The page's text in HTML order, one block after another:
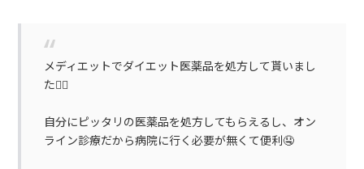
メディエットでダイエット医薬品を処方して貰いまし
た✌🏻
自分にピッタリの医薬品を処方してもらえるし、オン
ライン診療だから病院に行く必要が無くて便利🤤